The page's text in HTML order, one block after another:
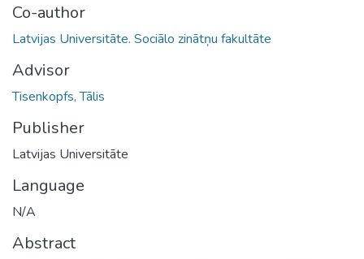
Co-author
Latvijas Universitāte. Sociālo zinātņu fakultāte
Advisor
Tisenkopfs, Tālis
Publisher
Latvijas Universitāte
Language
N/A
Abstract